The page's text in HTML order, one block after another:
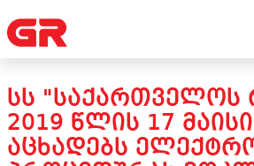
ᲡᲡ "ᲡᲐᲥᲐᲠᲗᲕᲔᲚᲝᲡ
2019 ᲬᲚᲘᲡ 17
ᲐᲪᲮᲐᲓᲔᲑᲡ